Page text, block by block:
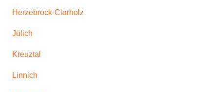
Herzebrock-Clarholz
Jülich
Kreuztal
Linnich